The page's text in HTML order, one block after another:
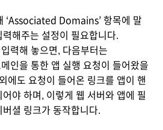
‘Associated Domains’ 항목에 말
해주는 설정이 필요합니다.
력해 놓으면, 다음부터는
을 통한 앱 실행 요청이 들어왔을
에도 요청이 들어온 링크를 앱이 핸
야 하며, 이렇게 웹 서버와 앱에 필
셜 링크가 동작합니다.